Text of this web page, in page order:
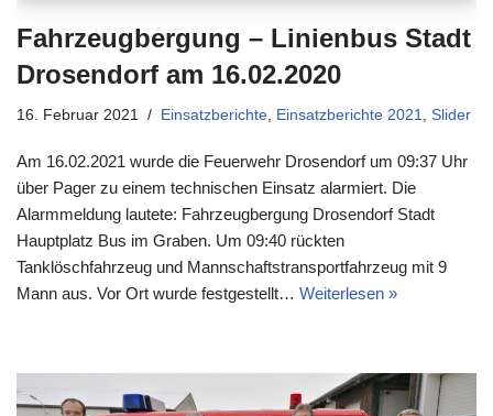
Fahrzeugbergung – Linienbus Stadt
Drosendorf am 16.02.2020
16. Februar 2021 Einsatzberichte Einsatzberichte 2021 Slider
Am 16.02.2021 wurde die Feuerwehr Drosendorf um 09:37 Uhr
über Pager zu einem technischen Einsatz alarmiert. Die
Alarmmeldung lautete: Fahrzeugbergung Drosendorf Stadt
Hauptplatz Bus im Graben. Um 09:40 rückten
Tanklöschfahrzeug und Mannschaftstransportfahrzeug mit 9
Mann aus. Vor Ort wurde festgestellt… Weiterlesen »